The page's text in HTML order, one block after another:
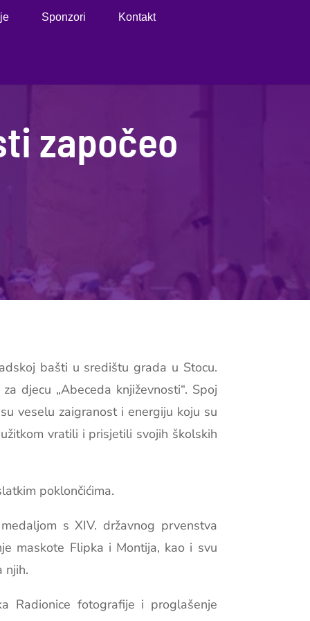
Sponzori Kontakt
započeo
bašti u središtu grada u Stocu.
djecu „Abeceda književnosti“. Spoj
veselu zaigranost i energiju koju su
vratili i prisjetili svojih školskih
poklončićima.
s XIV. državnog prvenstva
maskote Flipka i Montija, kao i svu
njih.
Radionice fotografije i proglašenje